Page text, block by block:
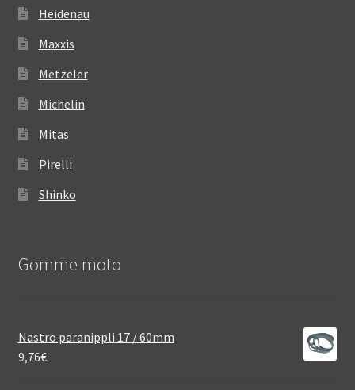
Heidenau
Maxxis
Metzeler
Michelin
Mitas
Pirelli
Shinko
Gomme moto
Nastro paranippli 17 / 60mm
9,76€